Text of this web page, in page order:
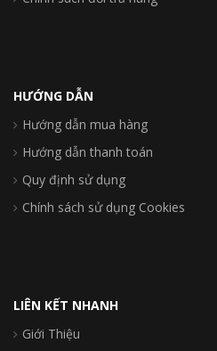
HƯỚNG DẪN
Hướng dẫn mua hàng
Hướng dẫn thanh toán
Quy định sử dụng
Chính sách sử dụng Cookies
LIÊN KẾT NHANH
Giới Thiệu